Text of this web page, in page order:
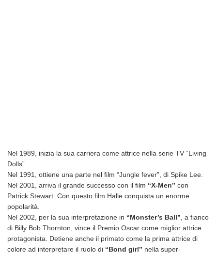
Nel 1989, inizia la sua carriera come attrice nella serie TV “Living
Dolls”.
Nel 1991, ottiene una parte nel film “Jungle fever”, di Spike Lee.
Nel 2001, arriva il grande successo con il film “X-Men” con
Patrick Stewart. Con questo film Halle conquista un enorme
popolarità.
Nel 2002, per la sua interpretazione in “Monster’s Ball” , a fianco
di Billy Bob Thornton, vince il Premio Oscar come miglior attrice
protagonista. Detiene anche il primato come la prima attrice di
colore ad interpretare il ruolo di “Bond girl” nella super-